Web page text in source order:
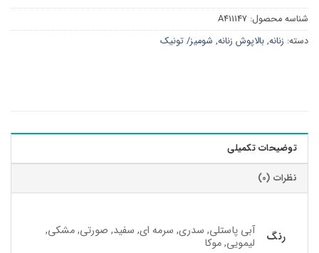
شناسه محصول: A411147
دسته: زنانه, بالاپوش زنانه, شومیز/ تونیک
توضیحات تکمیلی
نظرات (0)
رنگ آبی پاستلی, سدری, سرمه ای, سفید, صورتی, مشکی,
لیمویی, موکا